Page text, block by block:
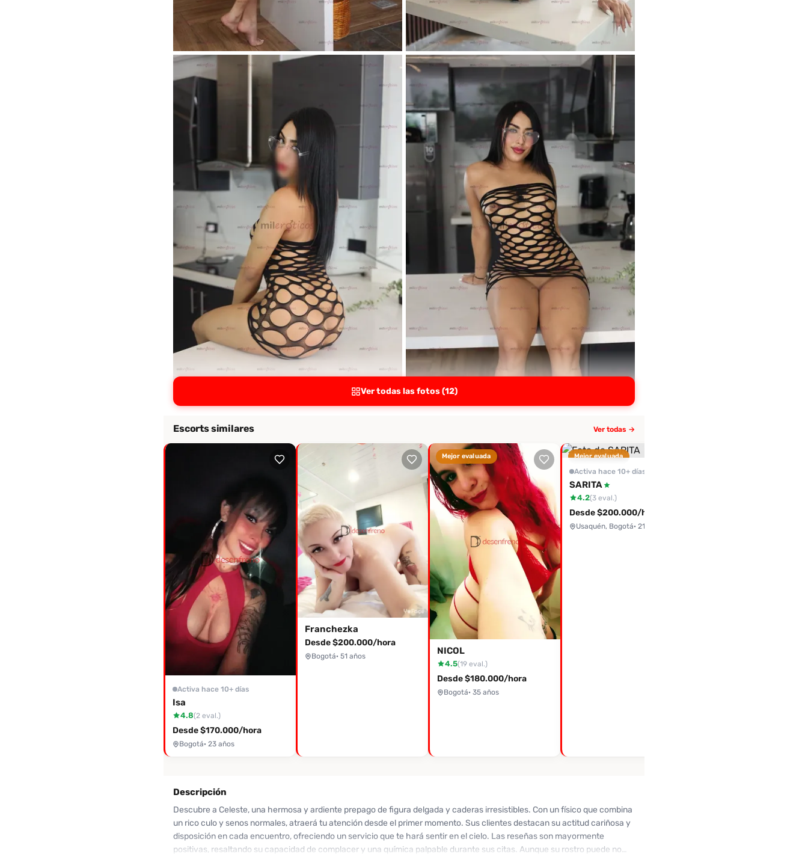
Ver todas las fotos (12)
Escorts similares Ver todas →
Activa hace 10+ días
Isa
4.8(2 eval.)
Desde $170.000/hora
Bogotá· 23 años
Franchezka
Desde $200.000/hora
Bogotá· 51 años
Mejor evaluada
NICOL
4.5(19 eval.)
Desde $180.000/hora
Bogotá· 35 años
Mejor evaluada
Activa hace 10+ días
SARITA
4.2(3 eval.)
Desde $200.000/hora
Usaquén, Bogotá· 21 años
Descripción
Descubre a Celeste, una hermosa y ardiente prepago de figura delgada y caderas irresistibles. Con un físico que combina
un rico culo y senos normales, atraerá tu atención desde el primer momento. Sus clientes destacan su actitud cariñosa y
disposición en cada encuentro, ofreciendo un servicio que te hará sentir en el cielo. Las reseñas son mayormente
positivas, resaltando su capacidad de complacer y una química palpable durante sus citas. Aunque su rostro puede no